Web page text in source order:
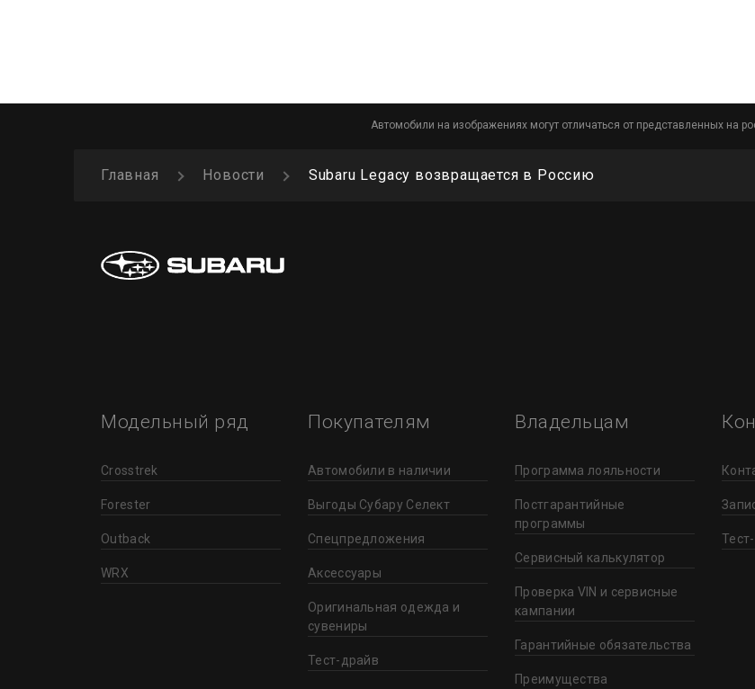
Автомобили на изображениях могут отличаться от представленных на
Главная Новости Subaru Legacy возвращается в Россию
Модельный ряд
Crosstrek
Forester
Outback
WRX
Покупателям
Автомобили в наличии
Выгоды Субару Селект
Спецпредложения
Аксессуары
Оригинальная одежда и
сувениры
Тест-драйв
Владельцам
Программа лояльности
Постгарантийные
программы
Сервисный калькулятор
Проверка VIN и сервисные
кампании
Гарантийные обязательства
Преимущества